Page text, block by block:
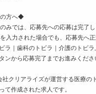
方へ◆
みでは、応募先への応募は完了し
入力された場合でも、応募先へ
ラ｜歯科のトビラ｜介護のトビ
ンから応募完了までお進みくださ
クリアライズが運営する医療の
て作成された求人です。